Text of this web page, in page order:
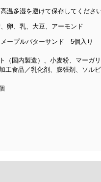
温多湿を避けて保存してください
卵、乳、大豆、アーモンド
ープルバターサンド 5個入り
（国内製造）、小麦粉、マーガ
工食品／乳化剤、膨張剤、ソル